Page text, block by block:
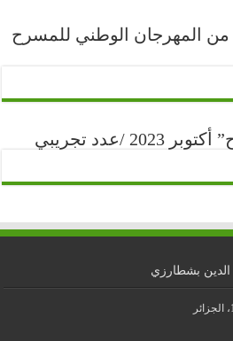
لتحميل دليل الدورة 17 من المهرجان الوطني للمسرح
/عدد تجريبي
بشطارزي